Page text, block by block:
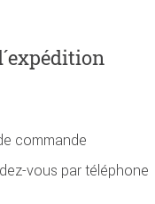
commande
vous par téléphone